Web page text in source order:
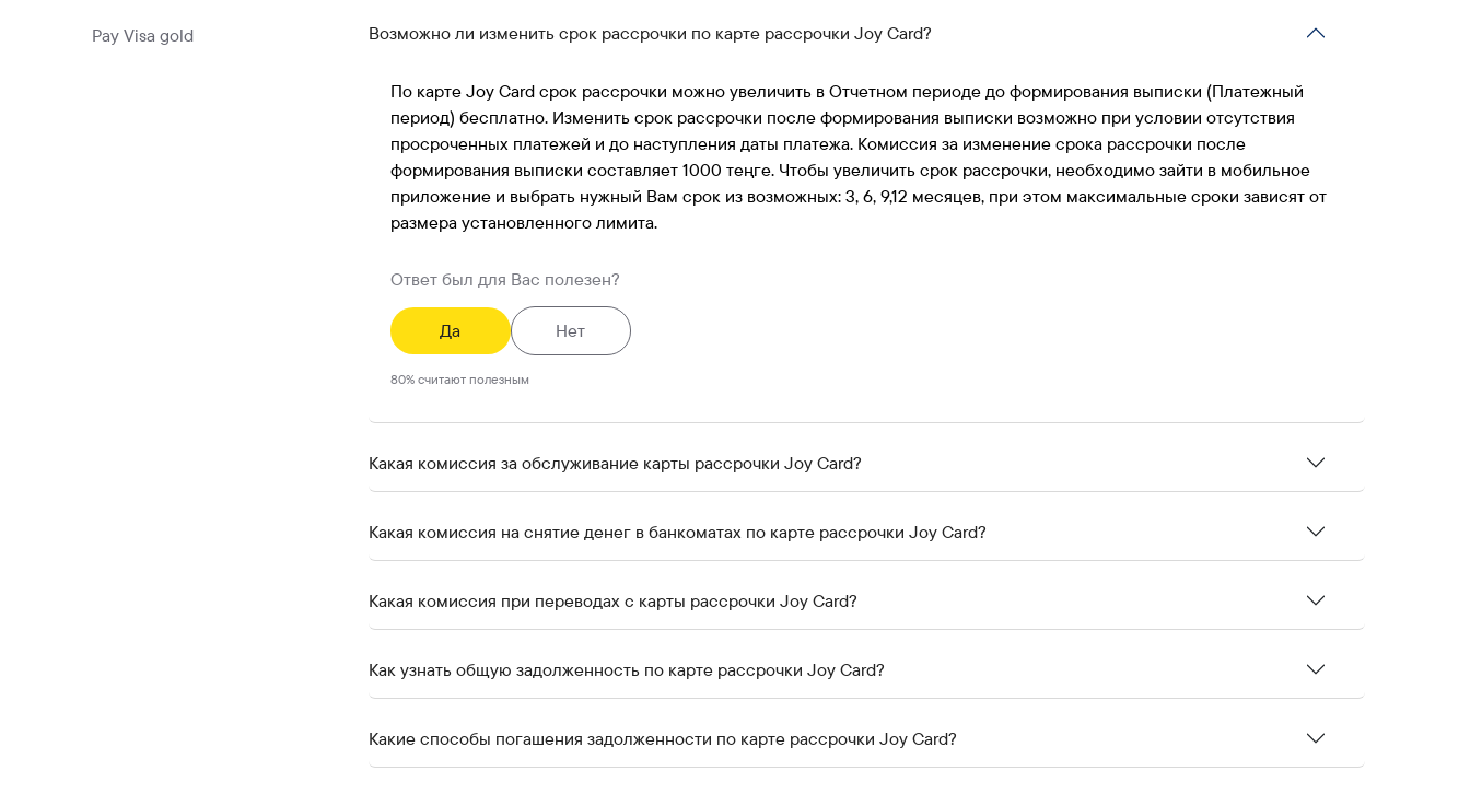
Pay Visa gold Возможно ли изменить срок рассрочки по карте рассрочки Joy Card?
По карте Joy Card срок рассрочки можно увеличить в Отчетном периоде до формирования выписки (Платежный
период) бесплатно. Изменить срок рассрочки после формирования выписки возможно при условии отсутствия
просроченных платежей и до наступления даты платежа. Комиссия за изменение срока рассрочки после
формирования выписки составляет 1000 теңге. Чтобы увеличить срок рассрочки, необходимо зайти в мобильное
приложение и выбрать нужный Вам срок из возможных: 3, 6, 9,12 месяцев, при этом максимальные сроки зависят от
размера установленного лимита.
Ответ был для Вас полезен?
Да Нет
80% считают полезным
Какая комиссия за обслуживание карты рассрочки Joy Card?
Какая комиссия на снятие денег в банкоматах по карте рассрочки Joy Card?
Какая комиссия при переводах с карты рассрочки Joy Card?
Как узнать общую задолженность по карте рассрочки Joy Card?
Какие способы погашения задолженности по карте рассрочки Joy Card?